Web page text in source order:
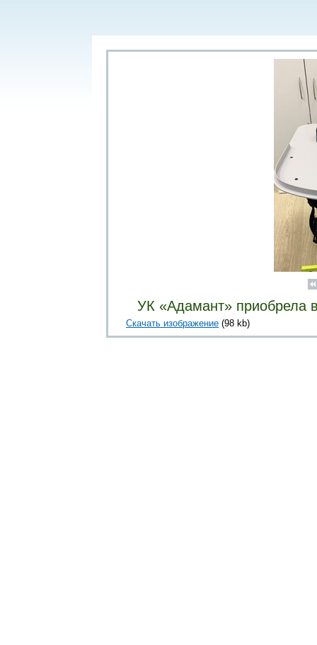
УК «Адамант» приобрела
Скачать изображение (98 kb)